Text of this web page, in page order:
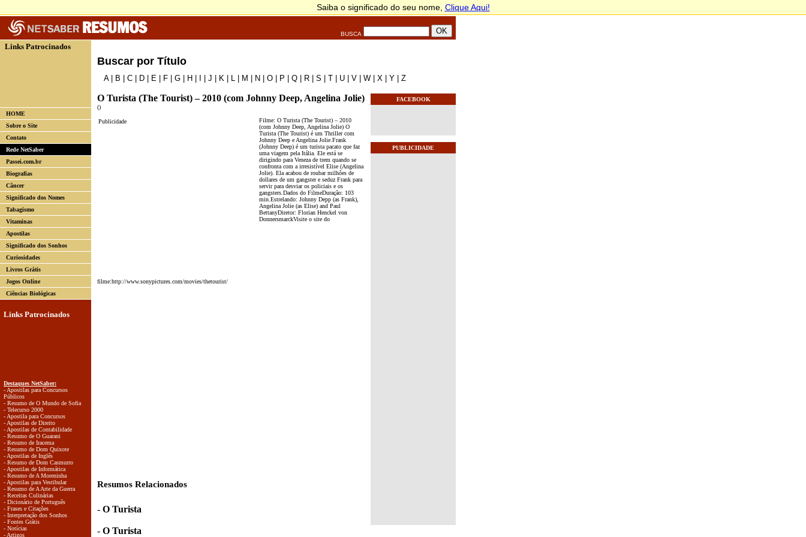
BUSCA
Links Patrocinados
HOME
Sobre o Site
Contato
Rede NetSaber
Passei.com.br
Biografias
Câncer
Significado dos Nomes
Tabagismo
Vitaminas
Apostilas
Significado dos Sonhos
Curiosidades
Livros Grátis
Jogos Online
Ciências Biológicas
Links Patrocinados
Destaques NetSaber:
- Apostilas para Concursos
Públicos
- Resumo de O Mundo de Sofia
- Telecurso 2000
- Apostila para Concursos
- Apostilas de Direito
- Apostilas de Contabilidade
- Resumo de O Guarani
- Resumo de Iracema
- Resumo de Dom Quixote
- Apostilas de Inglês
- Resumo de Dom Casmurro
- Apostilas de Informática
- Resumo de A Moreninha
- Apostilas para Vestibular
- Resumo de A Arte da Guerra
- Receitas Culinárias
- Dicionário de Português
- Frases e Citações
- Interpretação dos Sonhos
- Fontes Grátis
- Notícias
- Artigos
Buscar por Título
A| B C D E F G H J K L M N O P Q R S T U V W X Y Z
O Turista (The Tourist) – 2010 (com Johnny Deep, Angelina Jolie)
()
Publicidade
Filme: O Turista (The Tourist) – 2010
(com Johnny Deep, Angelina Jolie) O
Turista (The Tourist) é um Thriller com
Johnny Deep e Angelina Jolie.Frank
(Johnny Deep) é um turista pacato que faz
uma viagem pela Itália. Ele está se
dirigindo para Veneza de trem quando se
confronta com a irresistível Elise (Angelina
Jolie). Ela acabou de roubar milhões de
dollares de um gangster e seduz Frank para
servir para desviar os policiais e os
gangsters.Dados do FilmeDuração: 103
min.Estrelando: Johnny Depp (as Frank),
Angelina Jolie (as Elise) and Paul
BettanyDiretor: Florian Henckel von
DonnersmarckVisite o site do
filme:http://www.sonypictures.com/movies/thetourist/
Resumos Relacionados
- O Turista
- O Turista
FACEBOOK
PUBLICIDADE